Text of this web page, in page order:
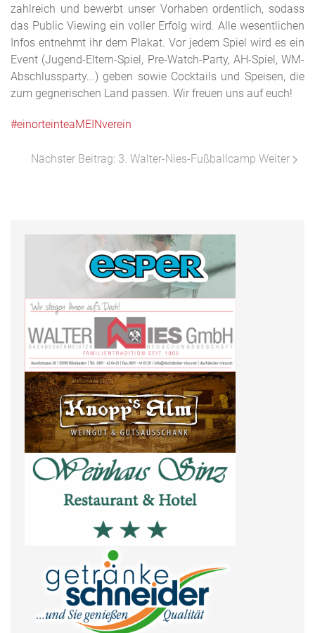
zahlreich und bewerbt unser Vorhaben ordentlich, sodass
das Public Viewing ein voller Erfolg wird. Alle wesentlichen
Infos entnehmt ihr dem Plakat. Vor jedem Spiel wird es ein
Event (Jugend-Eltern-Spiel, Pre-Watch-Party, AH-Spiel, WM-
Abschlussparty...) geben sowie Cocktails und Speisen, die
zum gegnerischen Land passen. Wir freuen uns auf euch!
#einorteinteaMEINverein
Nächster Beitrag: 3. Walter-Nies-Fußballcamp Weiter